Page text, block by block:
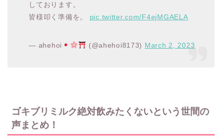
しております。
皆様叩く準備を。 pic.twitter.com/F4ejMGAELA
— ahehoi (@ahehoi8173) March 2, 2023
ゴキブリミルク絶対飲みたくないという世間の
声まとめ！